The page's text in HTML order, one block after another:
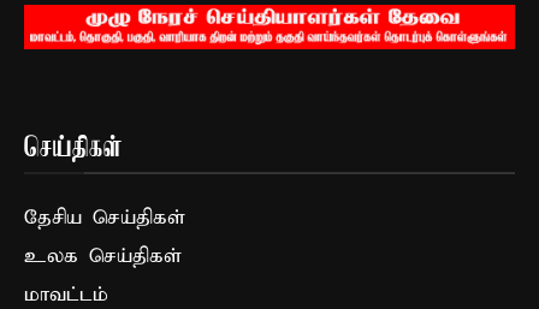
செய்திகள்
தேசிய செய்திகள்
உலக செய்திகள்
மாவட்டம்